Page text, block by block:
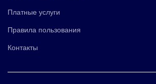
Платные услуги
Правила пользования
Контакты